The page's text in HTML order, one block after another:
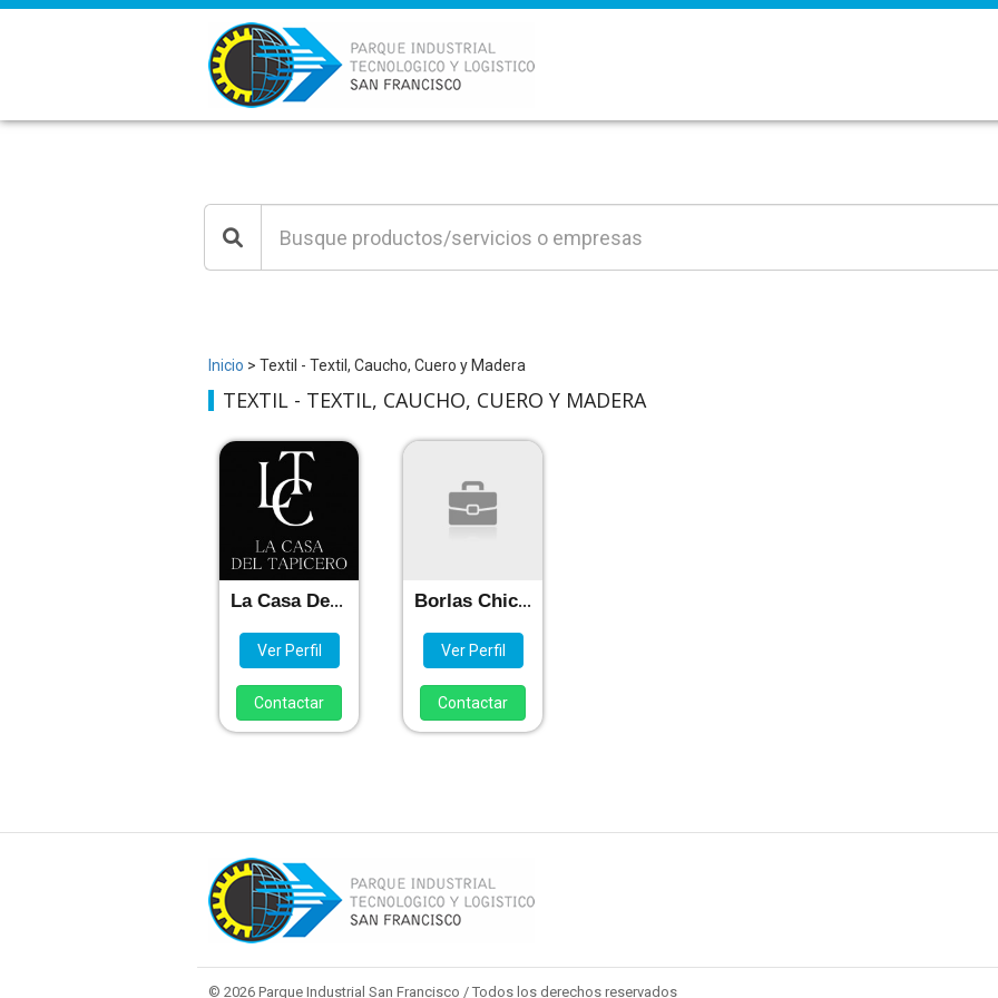
Inicio > Textil - Textil, Caucho, Cuero y Madera
TEXTIL - TEXTIL, CAUCHO, CUERO Y MADERA
La Casa Del Tapicero S.R.L.
Ver Perfil
Contactar
Borlas Chic - Marchionatti Carina Andrea
Ver Perfil
Contactar
© 2026 Parque Industrial San Francisco / Todos los derechos reservados